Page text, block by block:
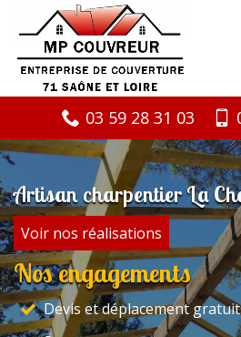
03 59 28 31 03
Artisan charpentier La
Voir nos réalisations
Nos engagements
Devis et déplacement